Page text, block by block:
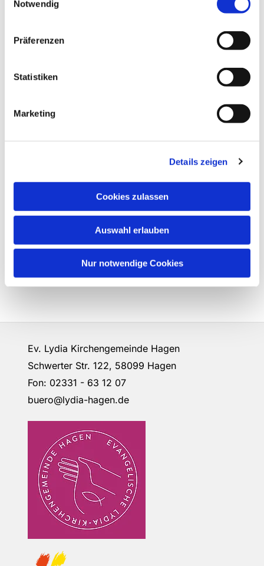
Notwendig
Präferenzen
Statistiken
Marketing
Details zeigen
Cookies zulassen
Auswahl erlauben
Nur notwendige Cookies
Ev. Lydia Kirchengemeinde Hagen
Schwerter Str. 122, 58099 Hagen
Fon: 02331 - 63 12 07
buero@lydia-hagen.de